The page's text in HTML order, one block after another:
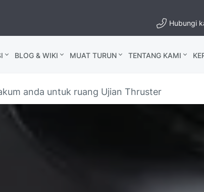
Hubungi
BLOG & WIKI MUAT TURUN TENTANG KAMI
anda untuk ruang Ujian Thruster